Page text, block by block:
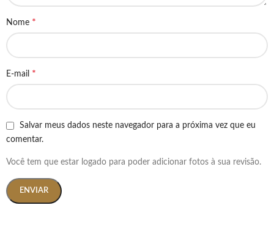
Nome *
E-mail *
Salvar meus dados neste navegador para a próxima vez que eu
comentar.
Você tem que estar logado para poder adicionar fotos à sua revisão.